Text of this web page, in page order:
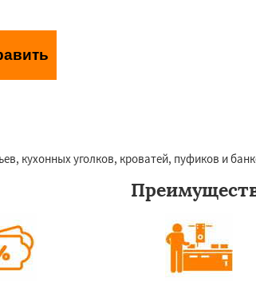
кухонных уголков, кроватей, пуфиков и